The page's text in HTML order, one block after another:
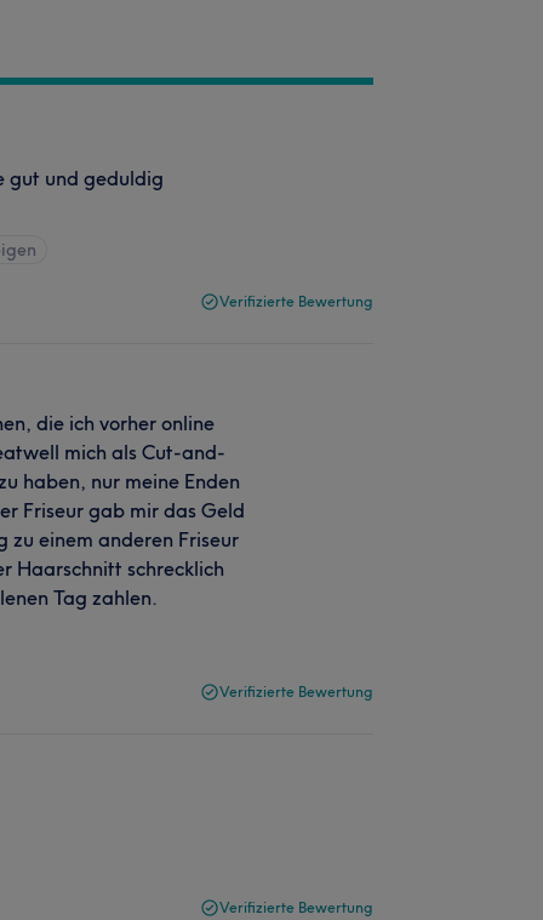
gut und geduldig
Verifizierte Bewertung
die ich vorher online
mich als Cut-and-
haben, nur meine Enden
Friseur gab mir das Geld
zu einem anderen Friseur
Haarschnitt schrecklich
Tag zahlen.
Verifizierte Bewertung
Verifizierte Bewertung